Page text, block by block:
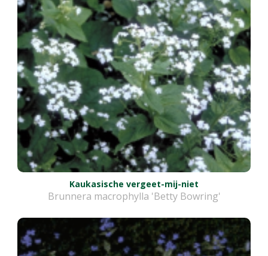
Kaukasische vergeet-mij-niet
Brunnera macrophylla 'Betty Bowring'